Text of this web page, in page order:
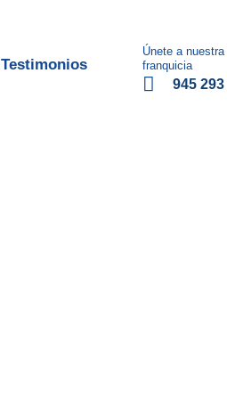
Testimonios
Únete a nuestra
franquicia
945 293